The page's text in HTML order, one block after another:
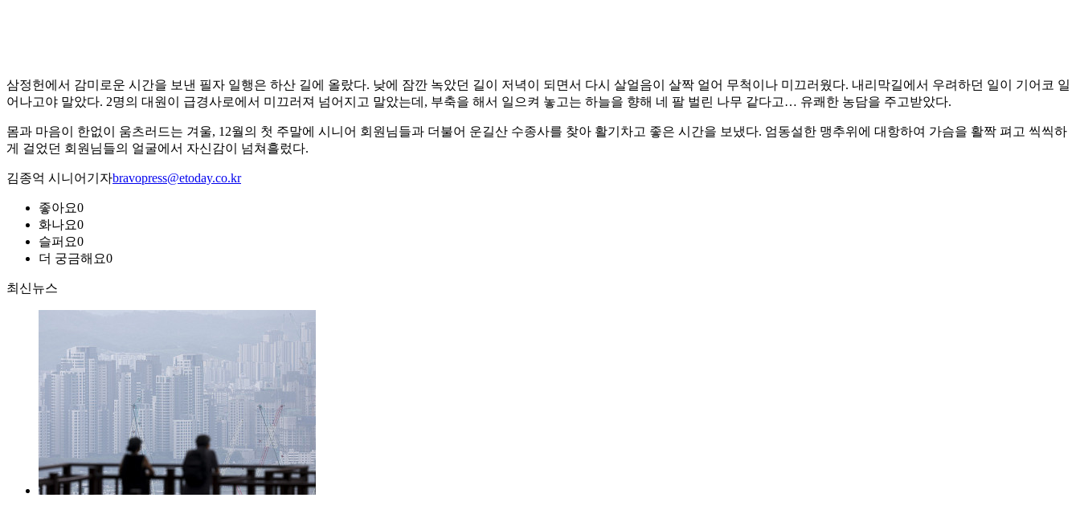
삼정헌에서 감미로운 시간을 보낸 필자 일행은 하산 길에 올랐다. 낮에 잠깐 녹았던 길이 저녁이 되면서 다시 살얼음이 살짝 얼어 무척이나 미끄러웠다. 내리막길에서 우려하던 일이 기어코 일
어나고야 말았다. 2명의 대원이 급경사로에서 미끄러져 넘어지고 말았는데, 부축을 해서 일으켜 놓고는 하늘을 향해 네 팔 벌린 나무 같다고… 유쾌한 농담을 주고받았다.
몸과 마음이 한없이 움츠러드는 겨울, 12월의 첫 주말에 시니어 회원님들과 더불어 운길산 수종사를 찾아 활기차고 좋은 시간을 보냈다. 엄동설한 맹추위에 대항하여 가슴을 활짝 펴고 씩씩하
게 걸었던 회원님들의 얼굴에서 자신감이 넘쳐흘렀다.
김종억 시니어기자bravopress@etoday.co.kr
좋아요0
화나요0
슬퍼요0
더 궁금해요0
최신뉴스